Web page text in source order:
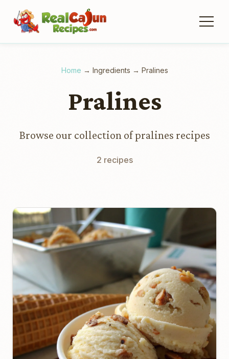
Home → Ingredients → Pralines
Pralines
Browse our collection of pralines recipes
2 recipes